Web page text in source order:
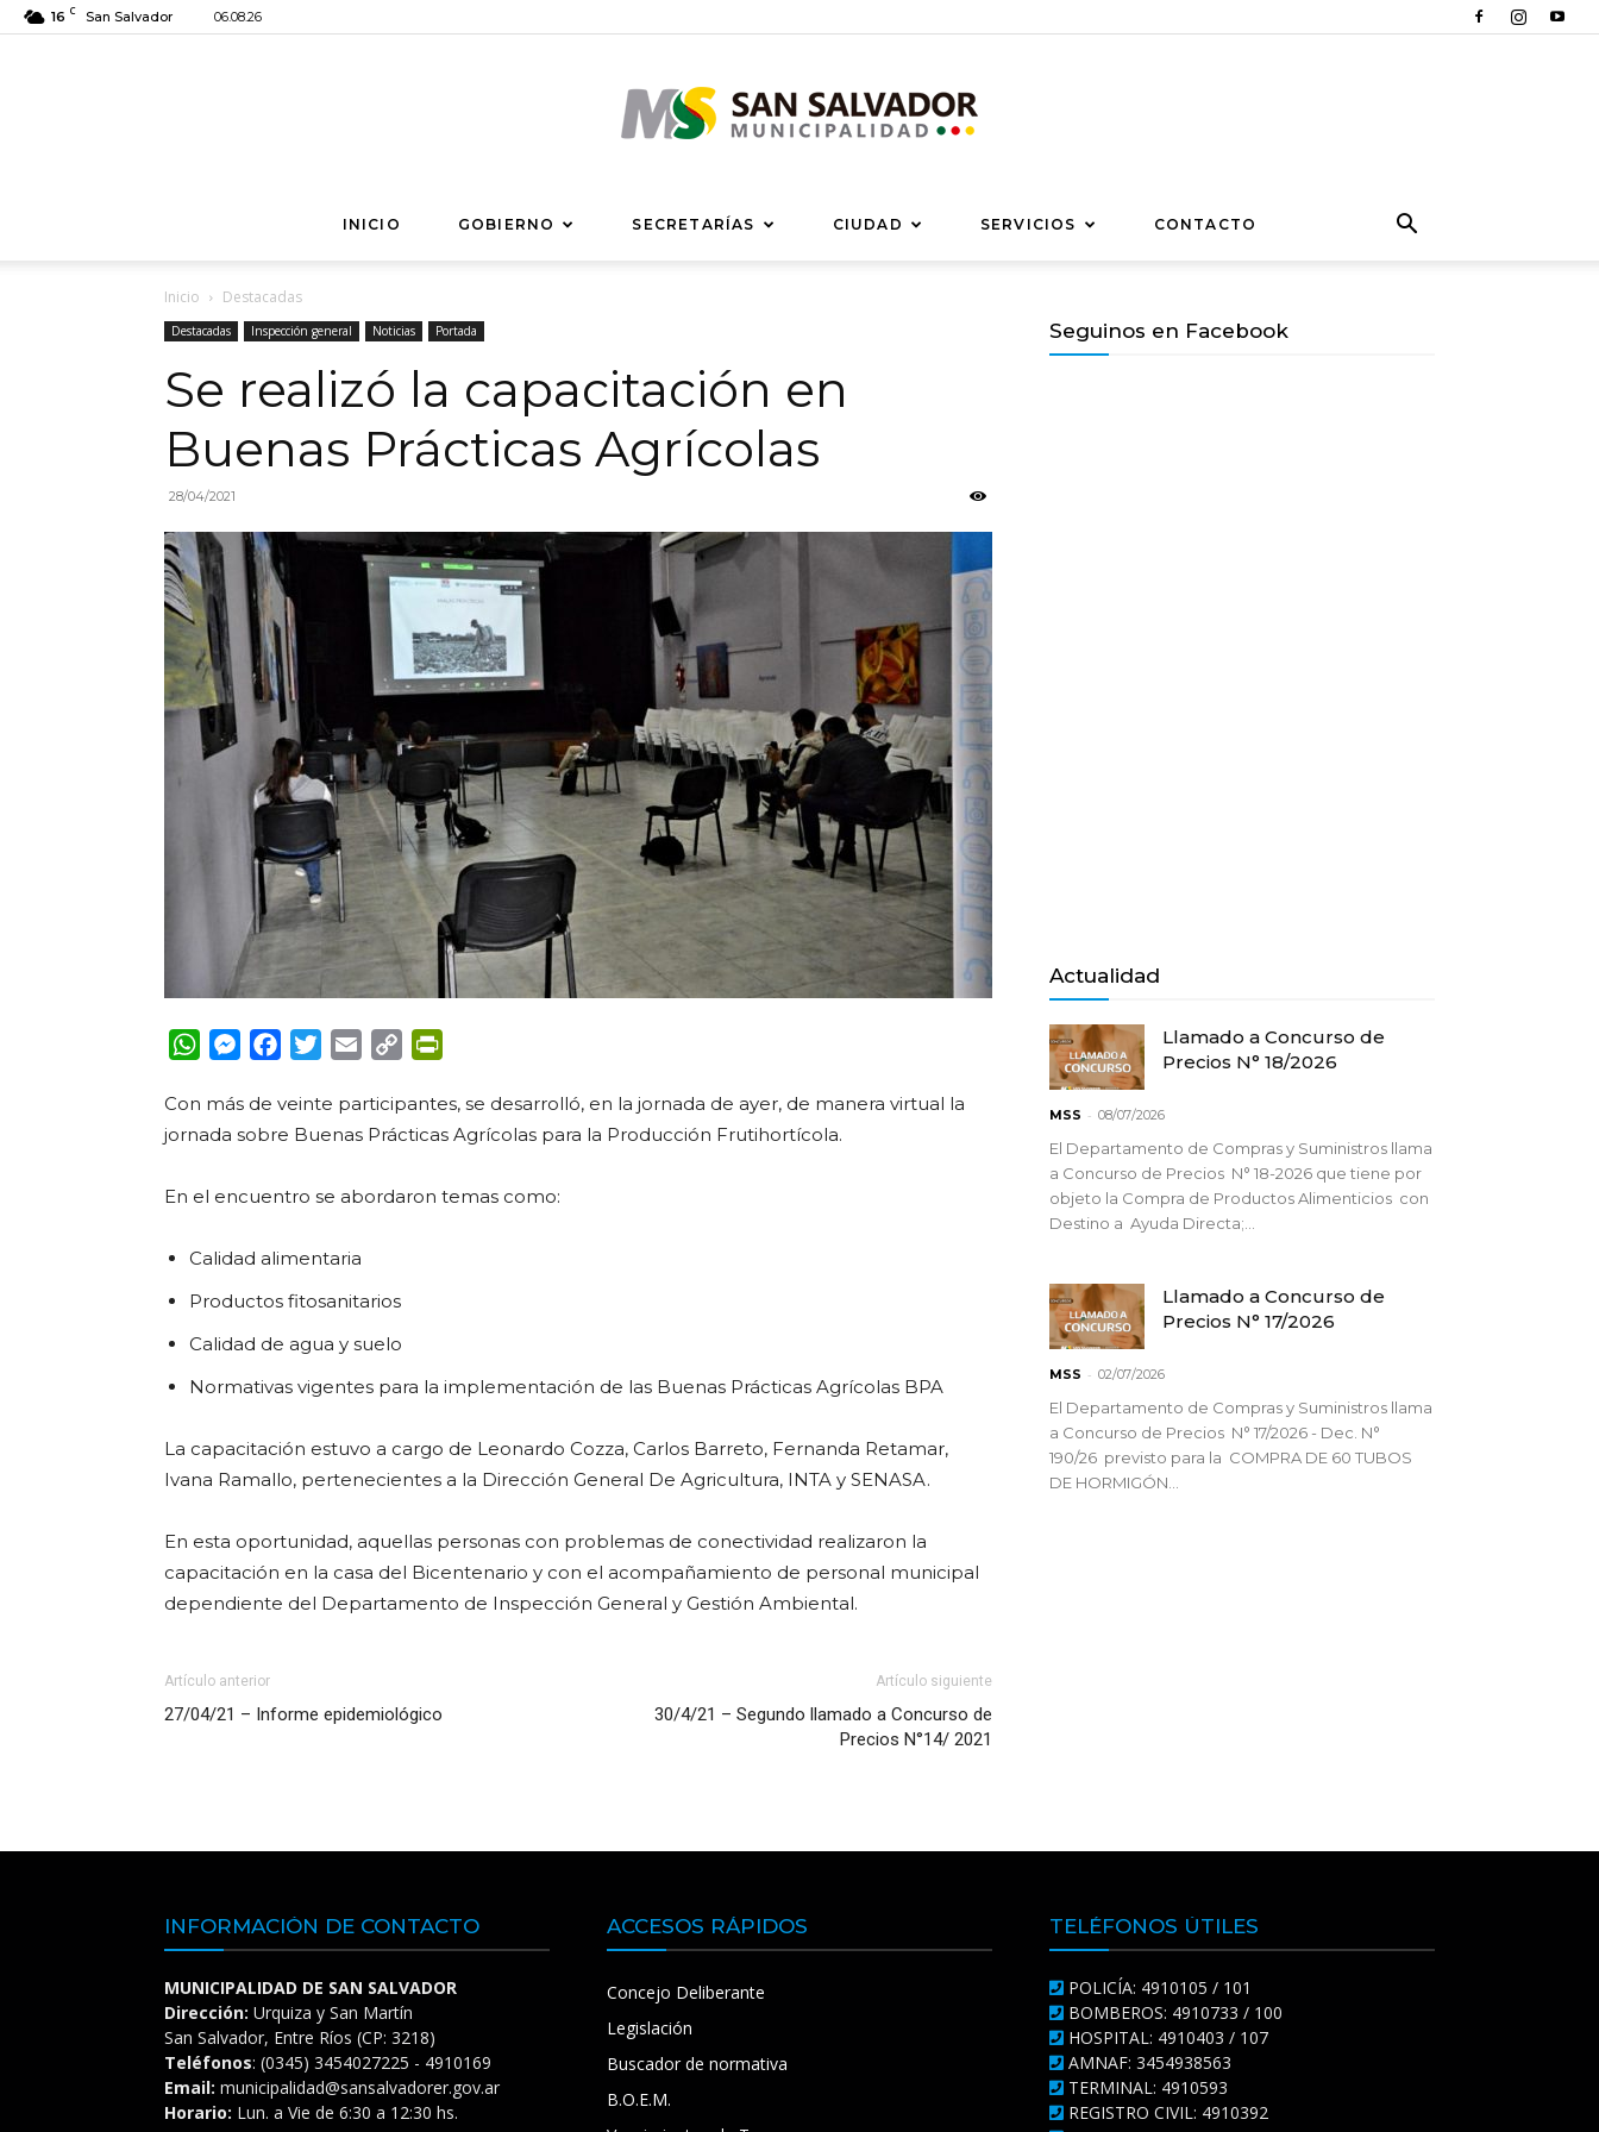
16 C San Salvador 06.08.26
Municipalidad
Salvador
INICIO GOBIERNO SECRETARÍAS CIUDAD SERVICIOS CONTACTO
Inicio Destacadas
Destacadas Inspección general Noticias Portada
Se realizó la capacitación en
Buenas Prácticas Agrícolas
28/04/2021
WhatsApp
Messenger
FacebookTwitterEmail Copy
Con más de veinte participantes, se desarrolló, en la jornada de ayer, de manera virtual la
jornada sobre Buenas Prácticas Agrícolas para la Producción Frutihortícola.
En el encuentro se abordaron temas como:
Calidad alimentaria
Productos fitosanitarios
Calidad de agua y suelo
Normativas vigentes para la implementación de las Buenas Prácticas Agrícolas BPA
La capacitación estuvo a cargo de Leonardo Cozza, Carlos Barreto, Fernanda Retamar,
Ivana Ramallo, pertenecientes a la Dirección General De Agricultura, INTA y SENASA.
En esta oportunidad, aquellas personas con problemas de conectividad realizaron la
capacitación en la casa del Bicentenario y con el acompañamiento de personal municipal
dependiente del Departamento de Inspección General y Gestión Ambiental.
Artículo anterior
27/04/21 – Informe epidemiológico
Artículo siguiente
30/4/21 – Segundo llamado a Concurso de
Precios N°14/ 2021
Seguinos en Facebook
Actualidad
Llamado a Concurso de
Precios N° 18/2026
MSS - 08/07/2026
El Departamento de Compras y Suministros llama
a Concurso de Precios N° 18-2026 que tiene por
objeto la Compra de Productos Alimenticios con
Destino a Ayuda Directa;...
Llamado a Concurso de
Precios N° 17/2026
MSS - 02/07/2026
El Departamento de Compras y Suministros llama
a Concurso de Precios N° 17/2026 - Dec. N°
190/26 previsto para la COMPRA DE 60 TUBOS
DE HORMIGÓN...
INFORMACIÓN DE CONTACTO
MUNICIPALIDAD DE SAN SALVADOR
Dirección: Urquiza y San Martín
San Salvador, Entre Ríos (CP: 3218)
Teléfonos: (0345) 3454027225 - 4910169
Email: municipalidad@sansalvadorer.gov.ar
Horario: Lun. a Vie de 6:30 a 12:30 hs.
ACCESOS RÁPIDOS
Concejo Deliberante
Legislación
Buscador de normativa
B.O.E.M.
TELÉFONOS ÚTILES
POLICÍA: 4910105 / 101
BOMBEROS: 4910733 / 100
HOSPITAL: 4910403 / 107
AMNAF: 3454938563
TERMINAL: 4910593
REGISTRO CIVIL: 4910392